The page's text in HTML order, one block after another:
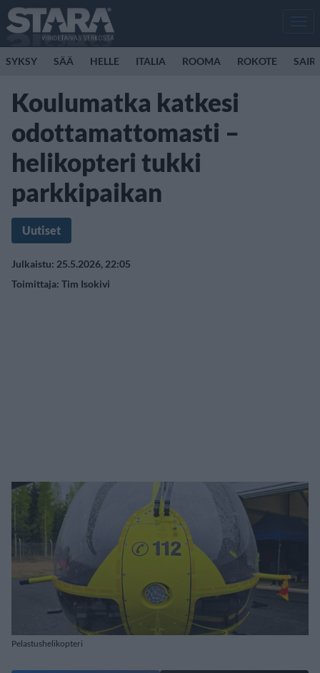
SYKSY SÄÄ HELLE ITALIA ROOMA ROKOTE
Koulumatka katkesi
odottamattomasti –
helikopteri tukki
parkkipaikan
Uutiset
Julkaistu: 25.5.2026, 22:05
Toimittaja: Tim Isokivi
Pelastushelikopteri